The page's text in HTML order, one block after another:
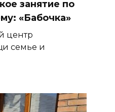
занятие по
«Бабочка»
центр
семье и